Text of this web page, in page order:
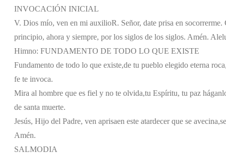
INVOCACIÓN INICIAL
V. Dios mío, ven en mi auxilioR. Señor, date prisa en
principio, ahora y siempre, por los siglos de los siglos. Amén.
Himno: FUNDAMENTO DE TODO LO QUE EXISTE
Fundamento de todo lo que existe,de tu pueblo elegido eterna
fe te invoca.
Mira al hombre que es fiel y no te olvida,tu Espíritu, tu paz
de santa muerte.
Jesús, Hijo del Padre, ven aprisaen este atardecer que se avecina,
Amén.
SALMODIA